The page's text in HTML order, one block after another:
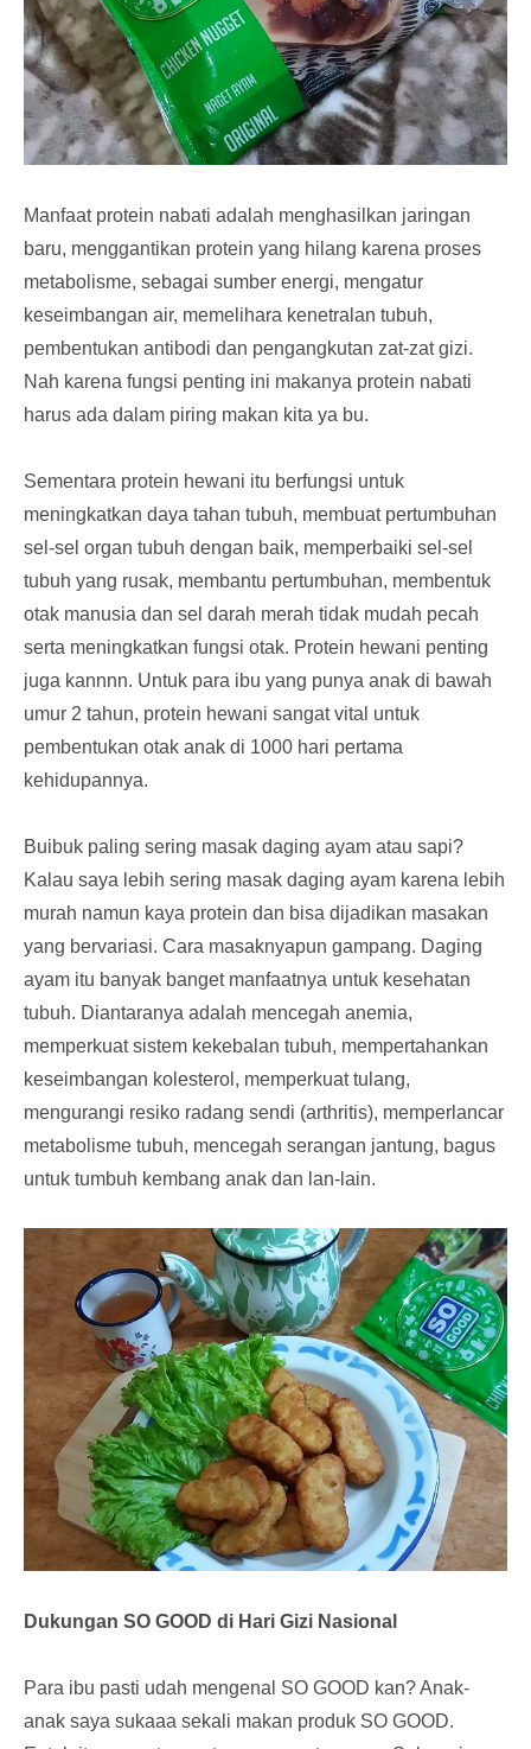
Manfaat protein nabati adalah menghasilkan jaringan
baru, menggantikan protein yang hilang karena proses
metabolisme, sebagai sumber energi, mengatur
keseimbangan air, memelihara kenetralan tubuh,
pembentukan antibodi dan pengangkutan zat-zat gizi.
Nah karena fungsi penting ini makanya protein nabati
harus ada dalam piring makan kita ya bu.
Sementara protein hewani itu berfungsi untuk
meningkatkan daya tahan tubuh, membuat pertumbuhan
sel-sel organ tubuh dengan baik, memperbaiki sel-sel
tubuh yang rusak, membantu pertumbuhan, membentuk
otak manusia dan sel darah merah tidak mudah pecah
serta meningkatkan fungsi otak. Protein hewani penting
juga kannnn. Untuk para ibu yang punya anak di bawah
umur 2 tahun, protein hewani sangat vital untuk
pembentukan otak anak di 1000 hari pertama
kehidupannya.
Buibuk paling sering masak daging ayam atau sapi?
Kalau saya lebih sering masak daging ayam karena lebih
murah namun kaya protein dan bisa dijadikan masakan
yang bervariasi. Cara masaknyapun gampang. Daging
ayam itu banyak banget manfaatnya untuk kesehatan
tubuh. Diantaranya adalah mencegah anemia,
memperkuat sistem kekebalan tubuh, mempertahankan
keseimbangan kolesterol, memperkuat tulang,
mengurangi resiko radang sendi (arthritis), memperlancar
metabolisme tubuh, mencegah serangan jantung, bagus
untuk tumbuh kembang anak dan lan-lain.
Dukungan SO GOOD di Hari Gizi Nasional
Para ibu pasti udah mengenal SO GOOD kan? Anak-
anak saya sukaaa sekali makan produk SO GOOD.